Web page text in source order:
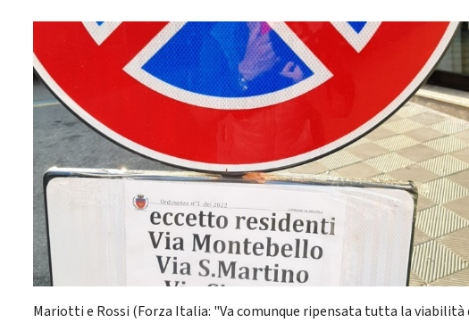
Mariotti e Rossi (Forza Italia: "Va comunque ripensata tutta la viabilità